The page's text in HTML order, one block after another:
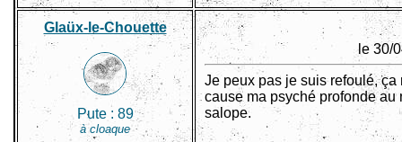
Glaüx-le-Chouette
Pute : 89
à cloaque
le 30/
Je peux pas je suis refoulé, ça
cause ma psyché profonde au
salope.